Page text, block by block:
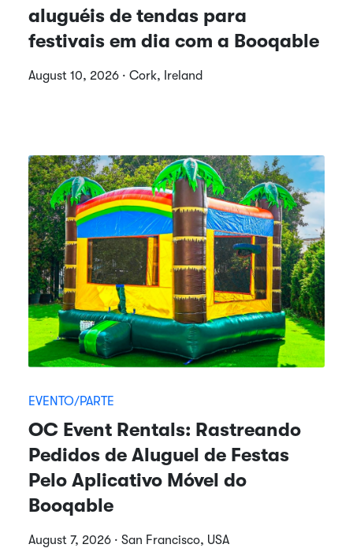
aluguéis de tendas para
festivais em dia com a Booqable
August 10, 2026 · Cork, Ireland
EVENTO/PARTE
OC Event Rentals: Rastreando
Pedidos de Aluguel de Festas
Pelo Aplicativo Móvel do
Booqable
August 7, 2026 · San Francisco, USA